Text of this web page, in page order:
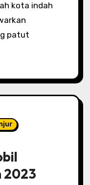
kota indah
patut
2023